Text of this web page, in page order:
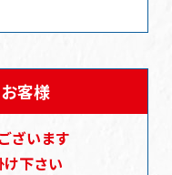
客様
ございます
下さい